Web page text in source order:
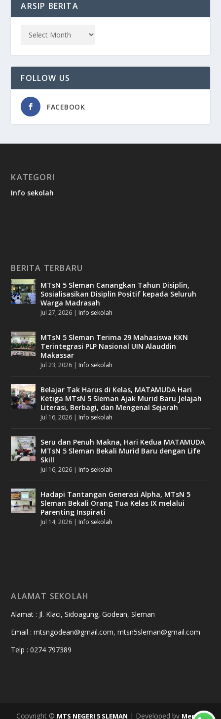
ARSIP BERITA
FOLLOW US
FACEBOOK
KATEGORI
Info sekolah
BERITA TERBARU
MTsN 5 Sleman Canangkan Tahun Disiplin,
Sosialisasikan Disiplin Positif kepada Seluruh
Warga Madrasah
Jul 27, 2026 | Info sekolah
MTsN 5 Sleman Terima 29 Mahasiswa KKN
Terintegrasi PLP Nasional UIN Alauddin
Makassar
Jul 23, 2026 | Info sekolah
Belajar Tak Harus di Kelas, MATAMUDA Hari
Ketiga MTsN 5 Sleman Ajak Murid Baru Jelajah
Literasi, Berbagi, dan Mengenal Sejarah
Jul 16, 2026 | Info sekolah
Seru dan Penuh Makna, Hari Kedua MATAMUDA
MTsN 5 Sleman Bekali Murid Baru dengan Life
Skill
Jul 16, 2026 | Info sekolah
Hadapi Tantangan Generasi Alpha, MTsN 5
Sleman Bekali Orang Tua Kelas IX melalui
Parenting Inspirati
Jul 14, 2026 | Info sekolah
ALAMAT SEKOLAH
Alamat : Jl. Klaci, Sidoagung, Godean, Sleman
Email : mtsngodean@gmail.com, mtsn5sleman@gmail.com
Telp : 0274 797389
Copyright © MTS NEGERI 5 SLEMAN | Developed by Merapi